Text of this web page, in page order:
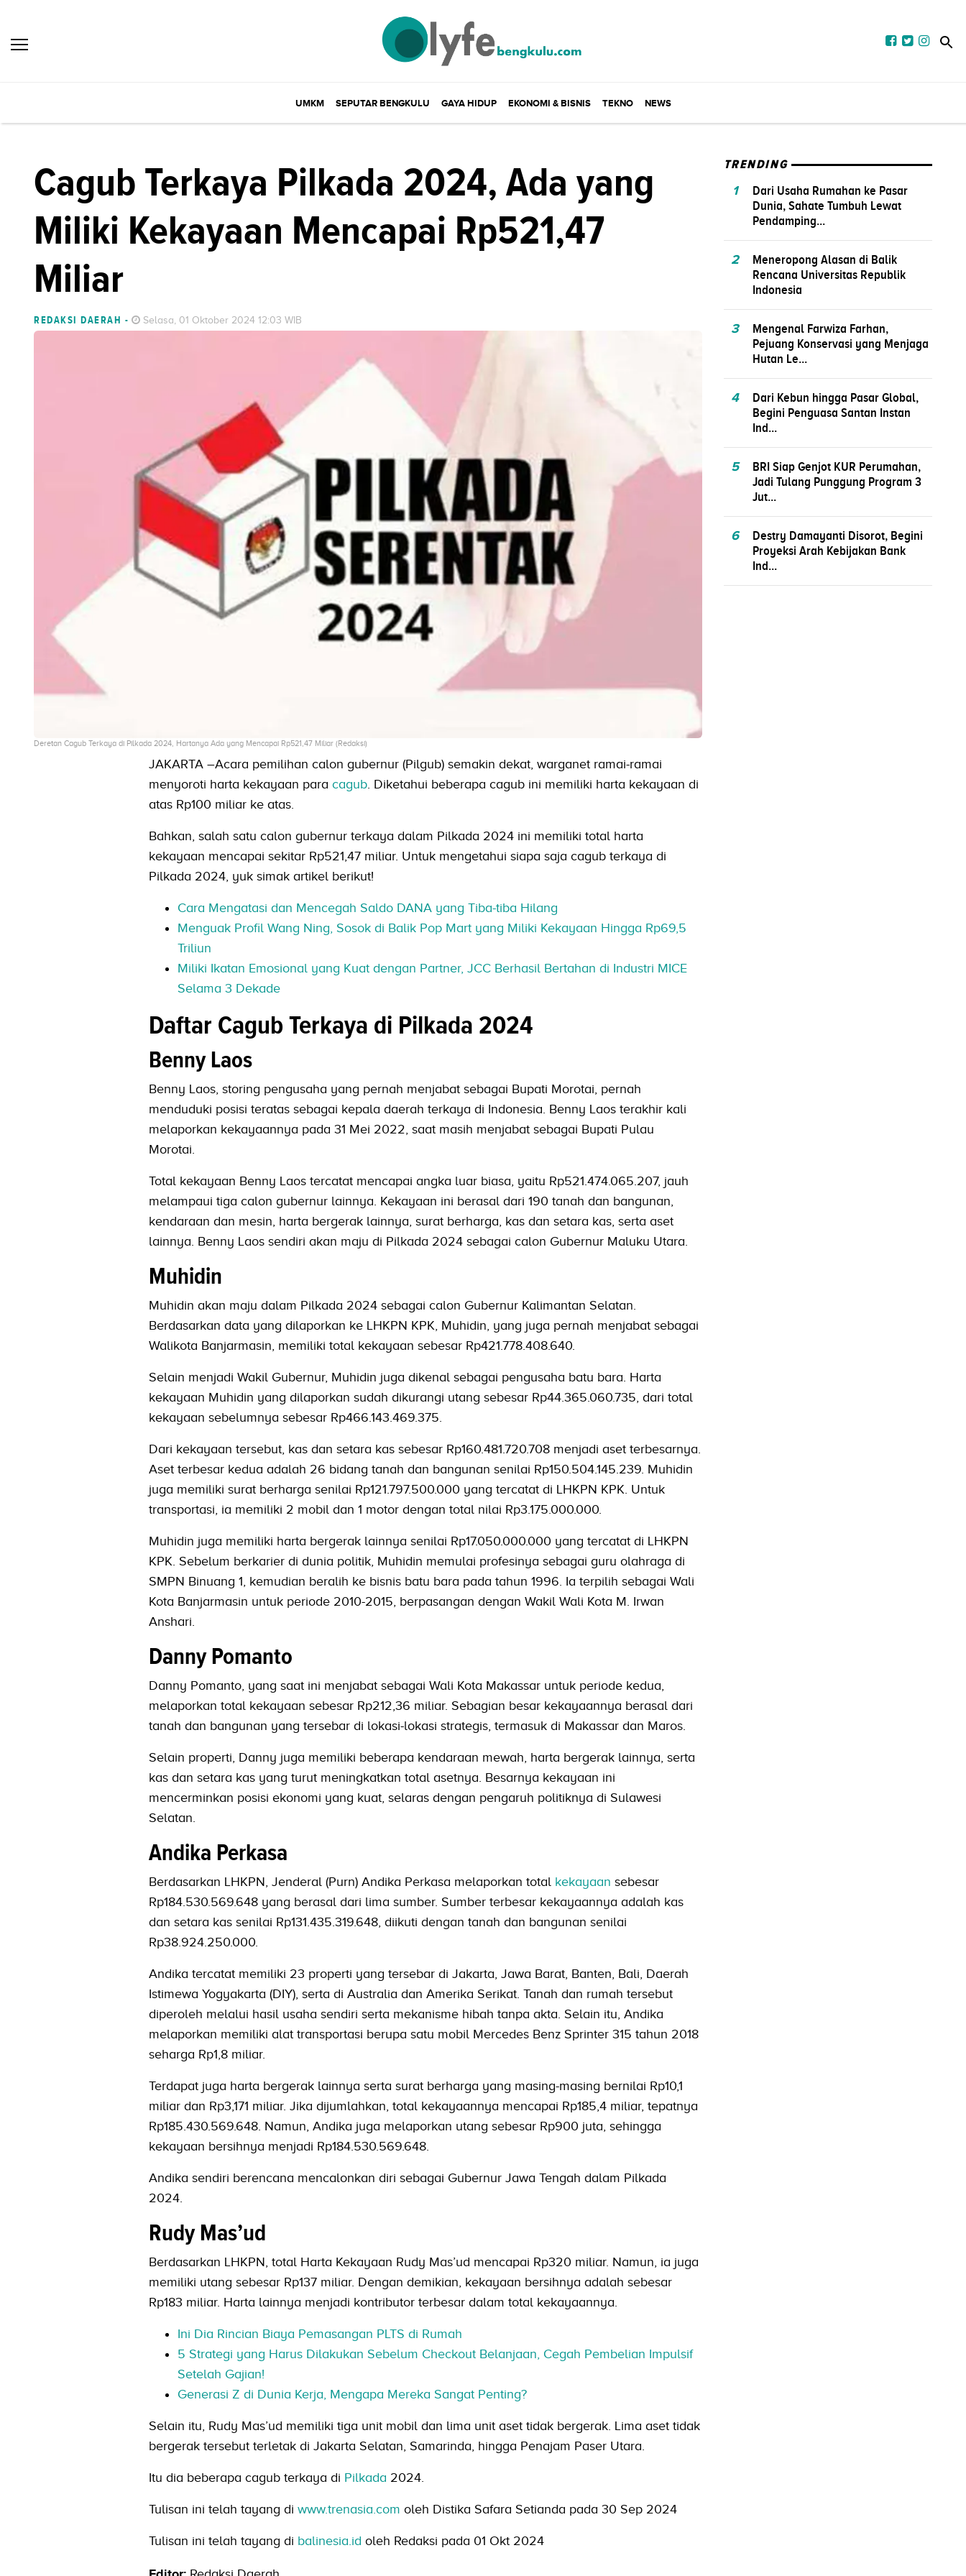
UMKM SEPUTAR BENGKULU GAYA HIDUP EKONOMI & BISNIS TEKNO NEWS
Cagub Terkaya Pilkada 2024, Ada yang
Miliki Kekayaan Mencapai Rp521,47
Miliar
REDAKSI DAERAH - Selasa, 01 Oktober 2024 12:03 WIB
Deretan Cagub Terkaya di Pilkada 2024, Hartanya Ada yang Mencapai Rp521,47 Miliar (Redaksi)
JAKARTA –Acara pemilihan calon gubernur (Pilgub) semakin dekat, warganet ramai-ramai
menyoroti harta kekayaan para cagub. Diketahui beberapa cagub ini memiliki harta kekayaan di
atas Rp100 miliar ke atas.
Bahkan, salah satu calon gubernur terkaya dalam Pilkada 2024 ini memiliki total harta
kekayaan mencapai sekitar Rp521,47 miliar. Untuk mengetahui siapa saja cagub terkaya di
Pilkada 2024, yuk simak artikel berikut!
Cara Mengatasi dan Mencegah Saldo DANA yang Tiba-tiba Hilang
Menguak Profil Wang Ning, Sosok di Balik Pop Mart yang Miliki Kekayaan Hingga Rp69,5
Triliun
Miliki Ikatan Emosional yang Kuat dengan Partner, JCC Berhasil Bertahan di Industri MICE
Selama 3 Dekade
Daftar Cagub Terkaya di Pilkada 2024
Benny Laos
Benny Laos, storing pengusaha yang pernah menjabat sebagai Bupati Morotai, pernah
menduduki posisi teratas sebagai kepala daerah terkaya di Indonesia. Benny Laos terakhir kali
melaporkan kekayaannya pada 31 Mei 2022, saat masih menjabat sebagai Bupati Pulau
Morotai.
Total kekayaan Benny Laos tercatat mencapai angka luar biasa, yaitu Rp521.474.065.207, jauh
melampaui tiga calon gubernur lainnya. Kekayaan ini berasal dari 190 tanah dan bangunan,
kendaraan dan mesin, harta bergerak lainnya, surat berharga, kas dan setara kas, serta aset
lainnya. Benny Laos sendiri akan maju di Pilkada 2024 sebagai calon Gubernur Maluku Utara.
Muhidin
Muhidin akan maju dalam Pilkada 2024 sebagai calon Gubernur Kalimantan Selatan.
Berdasarkan data yang dilaporkan ke LHKPN KPK, Muhidin, yang juga pernah menjabat sebagai
Walikota Banjarmasin, memiliki total kekayaan sebesar Rp421.778.408.640.
Selain menjadi Wakil Gubernur, Muhidin juga dikenal sebagai pengusaha batu bara. Harta
kekayaan Muhidin yang dilaporkan sudah dikurangi utang sebesar Rp44.365.060.735, dari total
kekayaan sebelumnya sebesar Rp466.143.469.375.
Dari kekayaan tersebut, kas dan setara kas sebesar Rp160.481.720.708 menjadi aset terbesarnya.
Aset terbesar kedua adalah 26 bidang tanah dan bangunan senilai Rp150.504.145.239. Muhidin
juga memiliki surat berharga senilai Rp121.797.500.000 yang tercatat di LHKPN KPK. Untuk
transportasi, ia memiliki 2 mobil dan 1 motor dengan total nilai Rp3.175.000.000.
Muhidin juga memiliki harta bergerak lainnya senilai Rp17.050.000.000 yang tercatat di LHKPN
KPK. Sebelum berkarier di dunia politik, Muhidin memulai profesinya sebagai guru olahraga di
SMPN Binuang 1, kemudian beralih ke bisnis batu bara pada tahun 1996. Ia terpilih sebagai Wali
Kota Banjarmasin untuk periode 2010-2015, berpasangan dengan Wakil Wali Kota M. Irwan
Anshari.
Danny Pomanto
Danny Pomanto, yang saat ini menjabat sebagai Wali Kota Makassar untuk periode kedua,
melaporkan total kekayaan sebesar Rp212,36 miliar. Sebagian besar kekayaannya berasal dari
tanah dan bangunan yang tersebar di lokasi-lokasi strategis, termasuk di Makassar dan Maros.
Selain properti, Danny juga memiliki beberapa kendaraan mewah, harta bergerak lainnya, serta
kas dan setara kas yang turut meningkatkan total asetnya. Besarnya kekayaan ini
mencerminkan posisi ekonomi yang kuat, selaras dengan pengaruh politiknya di Sulawesi
Selatan.
Andika Perkasa
Berdasarkan LHKPN, Jenderal (Purn) Andika Perkasa melaporkan total kekayaan sebesar
Rp184.530.569.648 yang berasal dari lima sumber. Sumber terbesar kekayaannya adalah kas
dan setara kas senilai Rp131.435.319.648, diikuti dengan tanah dan bangunan senilai
Rp38.924.250.000.
Andika tercatat memiliki 23 properti yang tersebar di Jakarta, Jawa Barat, Banten, Bali, Daerah
Istimewa Yogyakarta (DIY), serta di Australia dan Amerika Serikat. Tanah dan rumah tersebut
diperoleh melalui hasil usaha sendiri serta mekanisme hibah tanpa akta. Selain itu, Andika
melaporkan memiliki alat transportasi berupa satu mobil Mercedes Benz Sprinter 315 tahun 2018
seharga Rp1,8 miliar.
Terdapat juga harta bergerak lainnya serta surat berharga yang masing-masing bernilai Rp10,1
miliar dan Rp3,171 miliar. Jika dijumlahkan, total kekayaannya mencapai Rp185,4 miliar, tepatnya
Rp185.430.569.648. Namun, Andika juga melaporkan utang sebesar Rp900 juta, sehingga
kekayaan bersihnya menjadi Rp184.530.569.648.
Andika sendiri berencana mencalonkan diri sebagai Gubernur Jawa Tengah dalam Pilkada
2024.
Rudy Mas’ud
Berdasarkan LHKPN, total Harta Kekayaan Rudy Mas’ud mencapai Rp320 miliar. Namun, ia juga
memiliki utang sebesar Rp137 miliar. Dengan demikian, kekayaan bersihnya adalah sebesar
Rp183 miliar. Harta lainnya menjadi kontributor terbesar dalam total kekayaannya.
Ini Dia Rincian Biaya Pemasangan PLTS di Rumah
5 Strategi yang Harus Dilakukan Sebelum Checkout Belanjaan, Cegah Pembelian Impulsif
Setelah Gajian!
Generasi Z di Dunia Kerja, Mengapa Mereka Sangat Penting?
Selain itu, Rudy Mas’ud memiliki tiga unit mobil dan lima unit aset tidak bergerak. Lima aset tidak
bergerak tersebut terletak di Jakarta Selatan, Samarinda, hingga Penajam Paser Utara.
Itu dia beberapa cagub terkaya di Pilkada 2024.
Tulisan ini telah tayang di www.trenasia.com oleh Distika Safara Setianda pada 30 Sep 2024
Tulisan ini telah tayang di balinesia.id oleh Redaksi pada 01 Okt 2024
TRENDING
1
Dari Usaha Rumahan ke Pasar
Dunia, Sahate Tumbuh Lewat
Pendamping...
2
Meneropong Alasan di Balik
Rencana Universitas Republik
Indonesia
3
Mengenal Farwiza Farhan,
Pejuang Konservasi yang Menjaga
Hutan Le...
4
Dari Kebun hingga Pasar Global,
Begini Penguasa Santan Instan
Ind...
5
BRI Siap Genjot KUR Perumahan,
Jadi Tulang Punggung Program 3
Jut...
6
Destry Damayanti Disorot, Begini
Proyeksi Arah Kebijakan Bank
Ind...